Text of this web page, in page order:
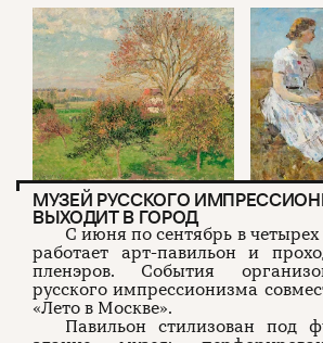
МУЗЕЙ РУССКОГО
ВЫХОДИТ В ГОРОД
С июня по сентябрь в
работает арт-павильон и
пленэров. События
русского импрессионизма
«Лето в Москве».
Павильон стилизован под